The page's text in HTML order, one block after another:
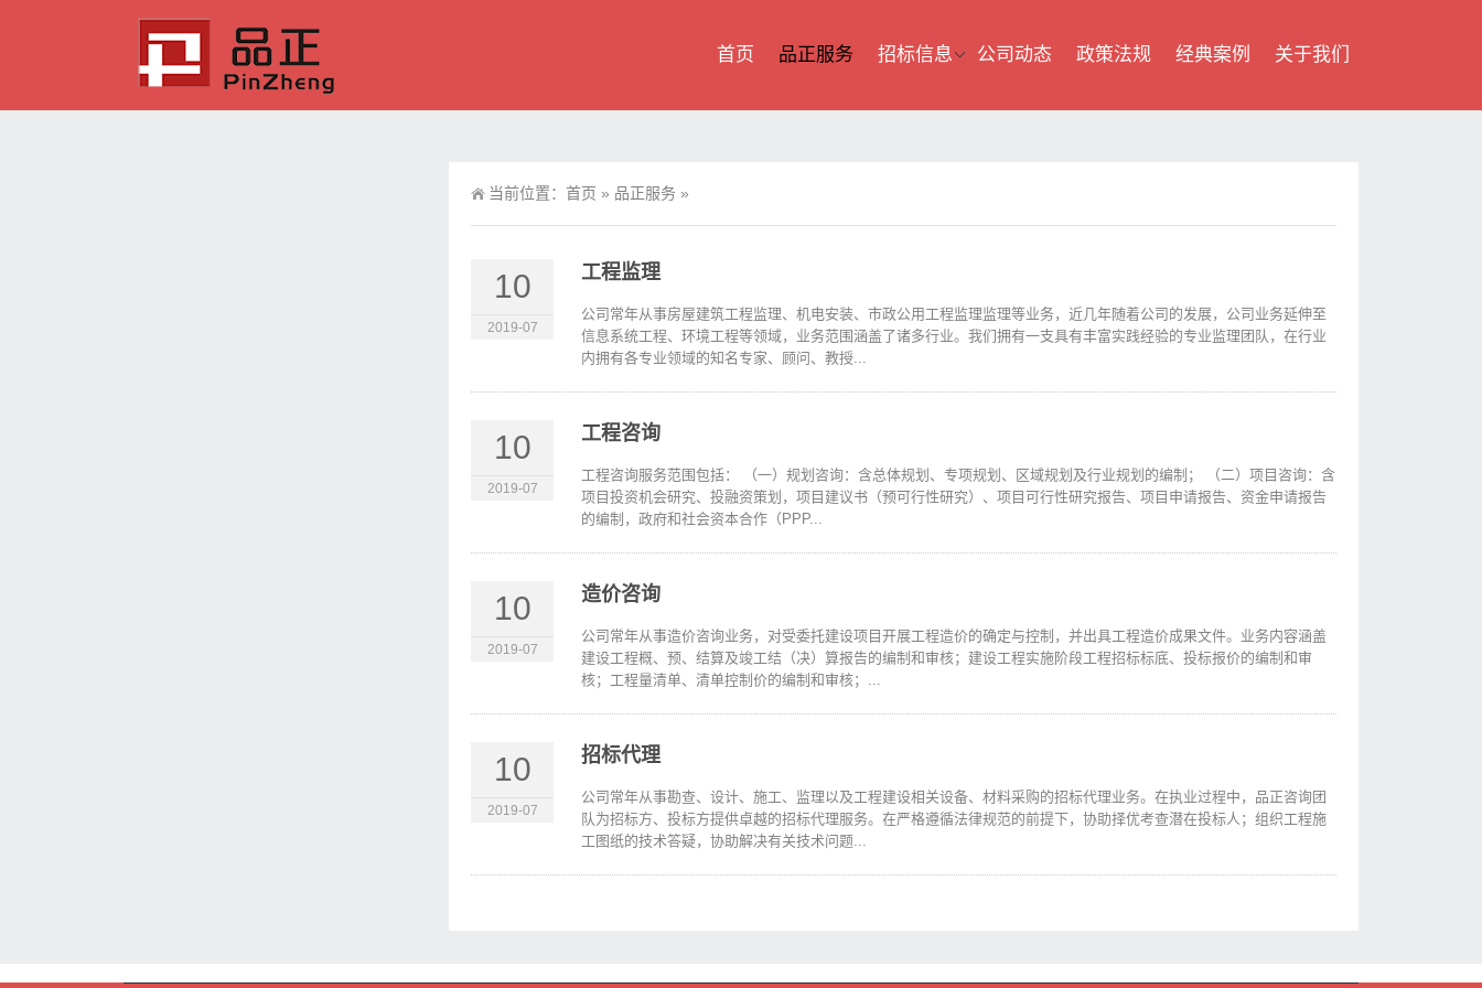
首页 品正服务 招标信息 公司动态 政策法规 经典案例 关于我们
当前位置： 首页 » 品正服务 »
10
2019-07
工程监理
公司常年从事房屋建筑工程监理、机电安装、市政公用工程监理监理等业务，近几年随着公司的发展，公司业务延伸至
信息系统工程、环境工程等领域，业务范围涵盖了诸多行业。我们拥有一支具有丰富实践经验的专业监理团队，在行业
内拥有各专业领域的知名专家、顾问、教授...
10
2019-07
工程咨询
工程咨询服务范围包括： （一）规划咨询：含总体规划、专项规划、区域规划及行业规划的编制； （二）项目咨询：含
项目投资机会研究、投融资策划，项目建议书（预可行性研究）、项目可行性研究报告、项目申请报告、资金申请报告
的编制，政府和社会资本合作（PPP...
10
2019-07
造价咨询
公司常年从事造价咨询业务，对受委托建设项目开展工程造价的确定与控制，并出具工程造价成果文件。业务内容涵盖
建设工程概、预、结算及竣工结（决）算报告的编制和审核；建设工程实施阶段工程招标标底、投标报价的编制和审
核；工程量清单、清单控制价的编制和审核；...
10
2019-07
招标代理
公司常年从事勘查、设计、施工、监理以及工程建设相关设备、材料采购的招标代理业务。在执业过程中，品正咨询团
队为招标方、投标方提供卓越的招标代理服务。在严格遵循法律规范的前提下，协助择优考查潜在投标人；组织工程施
工图纸的技术答疑，协助解决有关技术问题...